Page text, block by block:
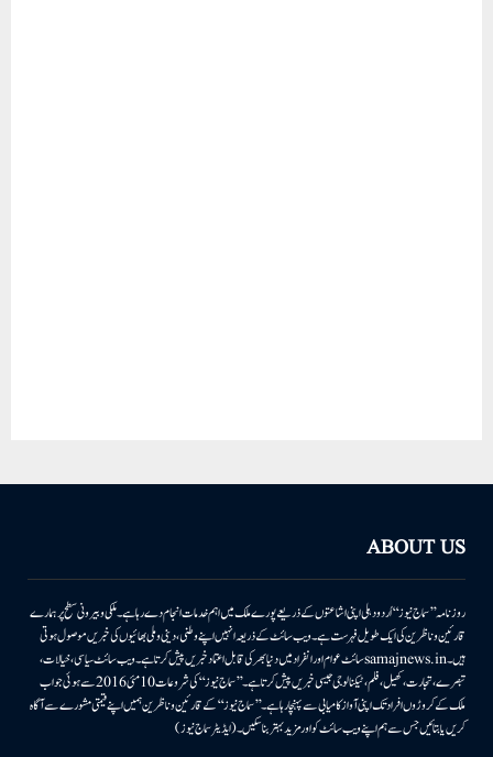
ABOUT US
روزنامہ ’’سماج نیوز‘‘ اُردو دہلی اپنی اشاعتوں کے ذریعے پورے ملک میں اہم خدمات انجام دے رہا ہے۔ ملکی وبیرونی سطح پر ہمارے
قارئین وناظرین کی ایک طویل فہرست ہے۔ ویب سائٹ کے ذریعہ انہیں اپنے وطنی، دینی وملی بھائیوں کی خبریں موصول ہوتی
ہیں۔samajnews.inسائٹ عوام اور انفراد میں دنیا بھر کی قابل اعتماد خبریں پیش کرتا ہے۔ ویب سائٹ سیاسی، خیالات،
تبصرے، تجارت، کھیل، فلم، ٹیکنالوجی جیسی خبریں پیش کرتا ہے۔ ’’سماج نیوز‘‘ کی شروعات 10مئی 2016 سے ہوئی جو اب
ملک کے کروڑوں افراد تک اپنی آواز کامیابی سے پہنچا رہا ہے۔ ’’سماج نیوز‘‘ کے قارئین وناظرین ہمیں اپنے قیمتی مشورے سے آگاہ
کریں یا بتائیں جس سے ہم اپنے ویب سائٹ کو اور مزید بہتر بناسکیں۔ (ایڈیٹر سماج نیوز)